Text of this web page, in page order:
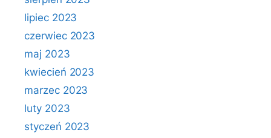
lipiec 2023
czerwiec 2023
maj 2023
kwiecień 2023
marzec 2023
luty 2023
styczeń 2023